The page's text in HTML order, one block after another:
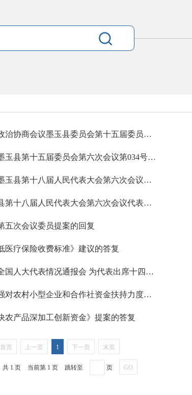
【政协委员提案答复】中国人民政治协商会议墨玉县委员会第十五届委员会第六次会议提案的答复（A）
【政协委员提案答复】关于政协墨玉县第十五届委员会第六次会议第034号提案的答复
【人大代表建议回复】关于人大墨玉县第十八届人民代表大会第六次会议代表建议、批评和意见登记表的回复
【人大代表建议回复】关于墨玉县第十八届人民代表大会第六次会议代表建议、批评和意见登记表的回复（A）
五次会议委员提案的回复
医疗保险收费标准》建议的答复
全国人大常委会办公厅举行在京全国人大代表情况通报会 为代表出席十四届全国人大三次会议作准备
【人大代表建议答复】《关于加强对农村小型企业和合作社资金扶持力度》建议的答复
农产品深加工创新资金》提案的答复
首页 上一页 1 下一页 末页
共 1 页 当前第 1 页 跳转至 页 GO